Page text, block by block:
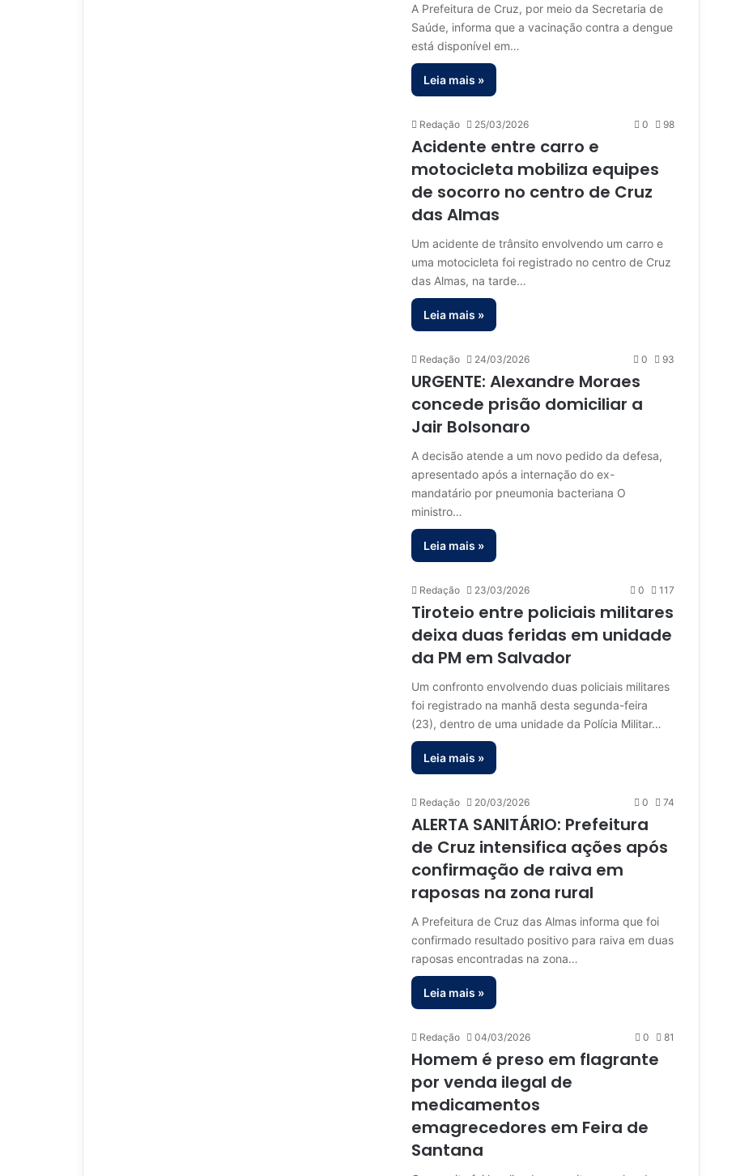
A Prefeitura de Cruz, por meio da Secretaria de
Saúde, informa que a vacinação contra a dengue
está disponível em…
Leia mais »
Redação 25/03/2026 0 98
Acidente entre carro e
motocicleta mobiliza equipes
de socorro no centro de Cruz
das Almas
Um acidente de trânsito envolvendo um carro e
uma motocicleta foi registrado no centro de Cruz
das Almas, na tarde…
Leia mais »
Redação 24/03/2026 0 93
URGENTE: Alexandre Moraes
concede prisão domiciliar a
Jair Bolsonaro
A decisão atende a um novo pedido da defesa,
apresentado após a internação do ex-
mandatário por pneumonia bacteriana O
ministro…
Leia mais »
Redação 23/03/2026 0 117
Tiroteio entre policiais militares
deixa duas feridas em unidade
da PM em Salvador
Um confronto envolvendo duas policiais militares
foi registrado na manhã desta segunda-feira
(23), dentro de uma unidade da Polícia Militar…
Leia mais »
Redação 20/03/2026 0 74
ALERTA SANITÁRIO: Prefeitura
de Cruz intensifica ações após
confirmação de raiva em
raposas na zona rural
A Prefeitura de Cruz das Almas informa que foi
confirmado resultado positivo para raiva em duas
raposas encontradas na zona…
Leia mais »
Redação 04/03/2026 0 81
Homem é preso em flagrante
por venda ilegal de
medicamentos
emagrecedores em Feira de
Santana